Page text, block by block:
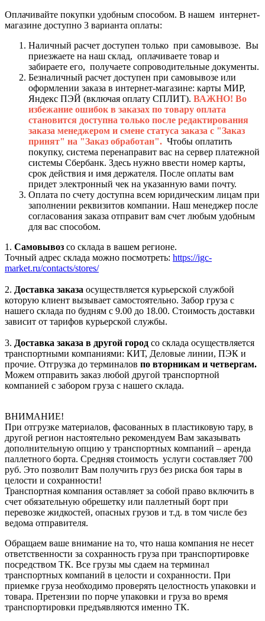
Оплачивайте покупки удобным способом. В нашем интернет-
магазине доступно 3 варианта оплаты:
Наличный расчет доступен только при самовывозе. Вы
приезжаете на наш склад, оплачиваете товар и
забираете его, получаете сопроводительные документы.
Безналичный расчет доступен при самовывозе или
оформлении заказа в интернет-магазине: карты МИР,
Яндекс ПЭЙ (включая оплату СПЛИТ). ВАЖНО! Во
избежание ошибок в заказах по товару оплата
становится доступна только после редактирования
заказа менеджером и смене статуса заказа с "Заказ
принят" на "Заказ обработан". Чтобы оплатить
покупку, система перенаправит вас на сервер платежной
системы Сбербанк. Здесь нужно ввести номер карты,
срок действия и имя держателя. После оплаты вам
придет электронный чек на указанную вами почту.
Оплата по счету доступна всем юридическим лицам при
заполнении реквизитов компании. Наш менеджер после
согласования заказа отправит вам счет любым удобным
для вас способом.
1. Самовывоз со склада в вашем регионе.
Точный адрес склада можно посмотреть: https://igc-
market.ru/contacts/stores/
2. Доставка заказа осуществляется курьерской службой
которую клиент вызывает самостоятельно. Забор груза с
нашего склада по будням с 9.00 до 18.00. Стоимость доставки
зависит от тарифов курьерской службы.
3. Доставка заказа в другой город со склада осуществляется
транспортными компаниями: КИТ, Деловые линии, ПЭК и
прочие. Отгрузка до терминалов по вторникам и четвергам.
Можем отправить заказ любой другой транспортной
компанией с забором груза с нашего склада.
ВНИМАНИЕ!
При отгрузке материалов, фасованных в пластиковую тару, в
другой регион настоятельно рекомендуем Вам заказывать
дополнительную опцию у транспортных компаний – аренда
паллетного борта. Средняя стоимость услуги составляет 700
руб. Это позволит Вам получить груз без риска боя тары в
целости и сохранности!
Транспортная компания оставляет за собой право включить в
счет обязательную обрешетку или паллетный борт при
перевозке жидкостей, опасных грузов и т.д. в том числе без
ведома отправителя.
Обращаем ваше внимание на то, что наша компания не несет
ответственности за сохранность груза при транспортировке
посредством ТК. Все грузы мы сдаем на терминал
транспортных компаний в целости и сохранности. При
приемке груза необходимо проверять целостность упаковки и
товара. Претензии по порче упаковки и груза во время
транспортировки предъявляются именно ТК.